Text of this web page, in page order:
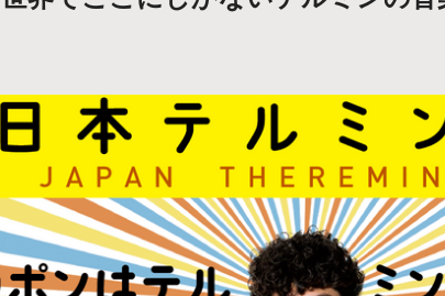
人気のプロジェクト
カテゴリーから探す タグから探す
最新達成プロジ